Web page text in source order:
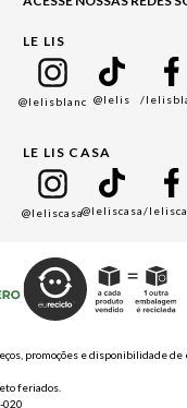
LE LIS
@lelisblanc @lelis /
LE LIS CASA
@leliscasa@leliscasa/
promoções e disponibilidade
feriados.
020